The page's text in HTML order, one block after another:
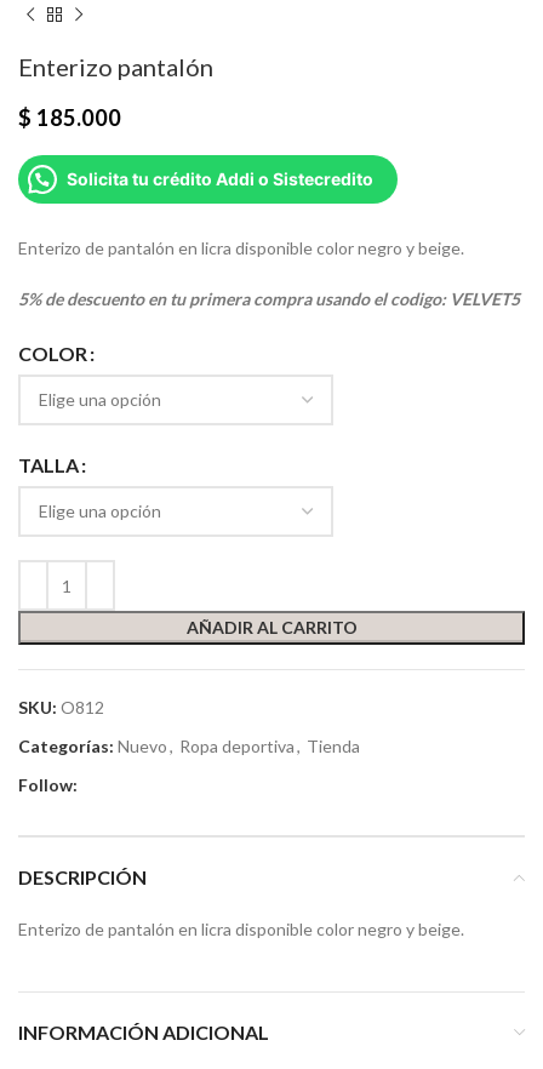
Enterizo pantalón
$ 185.000
Solicita tu crédito Addi o Sistecredito
Enterizo de pantalón en licra disponible color negro y beige.
5% de descuento en tu primera compra usando el codigo: VELVET5
COLOR
TALLA
AÑADIR AL CARRITO
SKU: O812
Categorías: Nuevo, Ropa deportiva, Tienda
Follow:
DESCRIPCIÓN
Enterizo de pantalón en licra disponible color negro y beige.
INFORMACIÓN ADICIONAL